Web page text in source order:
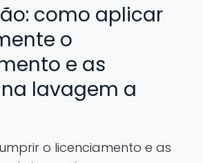
como aplicar
o
e as
lavagem a
o licenciamento e as